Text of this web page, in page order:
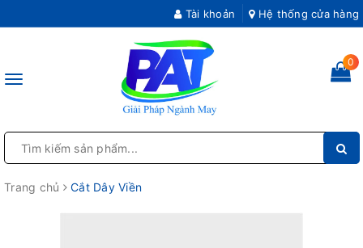
Tài khoản Hệ thống cửa hàng
Toggle
0
Trang chủ Cắt Dây Viền